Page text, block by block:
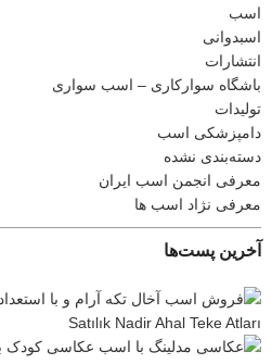
اسب
اسبدوانی
انتشارات
باشگاه سوارکاری – اسب سواری
تولیدات
دامپزشکی اسب
دسته‌بندی نشده
معرفی انجمن اسب ایران
معرفی نژاد اسب ها
آخرین پست‌ها
Satılık Nadir Ahal Teke Atları